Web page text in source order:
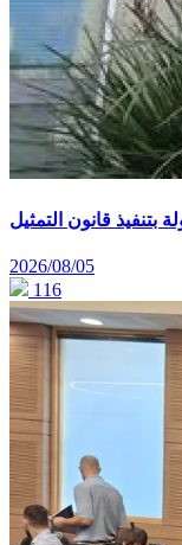
2026/08/05
116